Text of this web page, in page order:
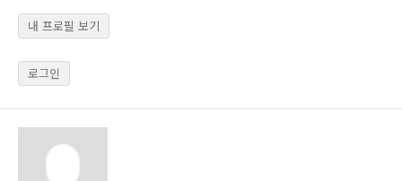
내 프로필 보기
로그인